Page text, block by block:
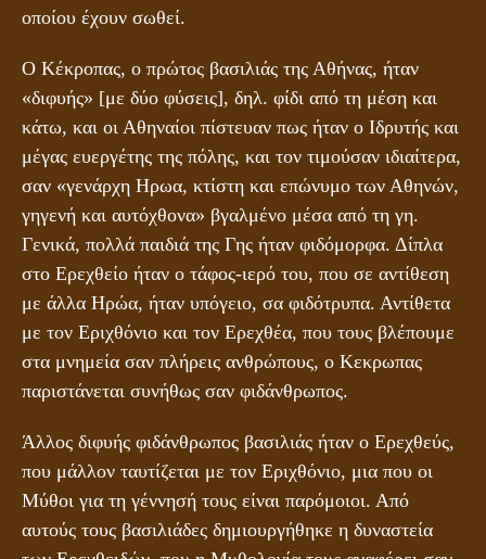
οποίου έχουν σωθεί.
Ο Κέκροπας, ο πρώτος βασιλιάς της Αθήνας, ήταν
«διφυής» [με δύο φύσεις], δηλ. φίδι από τη μέση και
κάτω, και οι Αθηναίοι πίστευαν πως ήταν ο Ιδρυτής και
μέγας ευεργέτης της πόλης, και τον τιμούσαν ιδιαίτερα,
σαν «γενάρχη Ηρωα, κτίστη και επώνυμο των Αθηνών,
γηγενή και αυτόχθονα» βγαλμένο μέσα από τη γη.
Γενικά, πολλά παιδιά της Γης ήταν φιδόμορφα. Δίπλα
στο Ερεχθείο ήταν ο τάφος-ιερό του, που σε αντίθεση
με άλλα Ηρώα, ήταν υπόγειο, σα φιδότρυπα. Αντίθετα
με τον Εριχθόνιο και τον Ερεχθέα, που τους βλέπουμε
στα μνημεία σαν πλήρεις ανθρώπους, ο Κεκρωπας
παριστάνεται συνήθως σαν φιδάνθρωπος.
Άλλος διφυής φιδάνθρωπος βασιλιάς ήταν ο Ερεχθεύς,
που μάλλον ταυτίζεται με τον Εριχθόνιο, μια που οι
Μύθοι για τη γέννησή τους είναι παρόμοιοι. Από
αυτούς τους βασιλιάδες δημιουργήθηκε η δυναστεία